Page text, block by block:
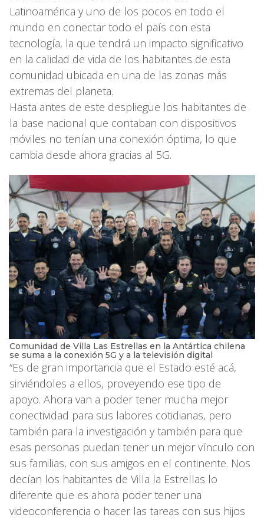
Latinoamérica y uno de los pocos en todo el
mundo en conectar todo el país con esta
tecnología, la que tendrá un impacto significativo
en la calidad de vida de los habitantes de esta
comunidad ubicada en una de las zonas más
extremas del planeta.
Hasta antes de este despliegue los habitantes de
la base nacional que contaban con dispositivos
móviles no tenían una conexión óptima, lo que
cambia desde ahora gracias al 5G.
Comunidad de Villa Las Estrellas en la Antártica chilena
se suma a la conexión 5G y a la televisión digital
“Es de gran importancia que el Estado esté acá,
sirviéndoles a ellos, proveyendo ese tipo de
apoyo. Ahora van a poder tener mucha mejor
conectividad para sus labores cotidianas, pero
también para la investigación y también para que
esas personas puedan tener un mejor vínculo con
sus familias, con sus amigos en el continente. Nos
decían los habitantes de Villa la Estrellas lo
diferente que es ahora poder tener una
videoconferencia o hacer las tareas con sus hijos